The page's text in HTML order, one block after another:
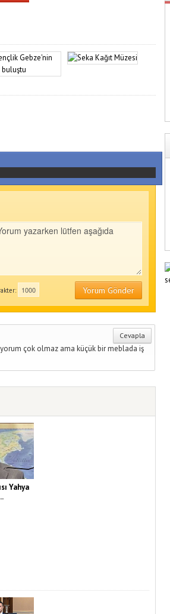
Yorum Gönder
Cevapla
çok olmaz ama küçük bir meblada iş
Yahya